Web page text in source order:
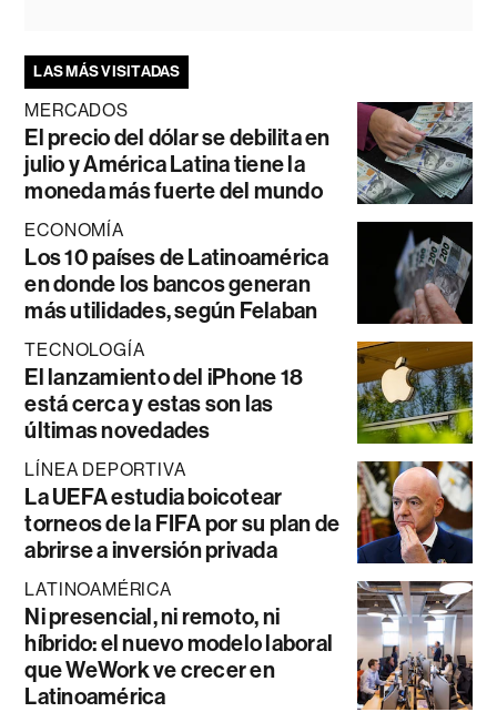
LAS MÁS VISITADAS
MERCADOS
El precio del dólar se debilita en
julio y América Latina tiene la
moneda más fuerte del mundo
ECONOMÍA
Los 10 países de Latinoamérica
en donde los bancos generan
más utilidades, según Felaban
TECNOLOGÍA
El lanzamiento del iPhone 18
está cerca y estas son las
últimas novedades
LÍNEA DEPORTIVA
La UEFA estudia boicotear
torneos de la FIFA por su plan de
abrirse a inversión privada
LATINOAMÉRICA
Ni presencial, ni remoto, ni
híbrido: el nuevo modelo laboral
que WeWork ve crecer en
Latinoamérica